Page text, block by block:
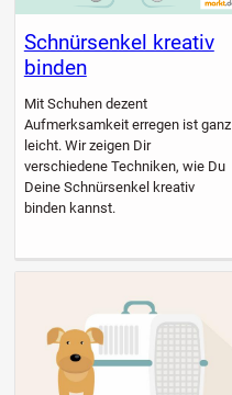
Schnürsenkel kreativ
binden
Mit Schuhen dezent
Aufmerksamkeit erregen ist ganz
leicht. Wir zeigen Dir
verschiedene Techniken, wie Du
Deine Schnürsenkel kreativ
binden kannst.